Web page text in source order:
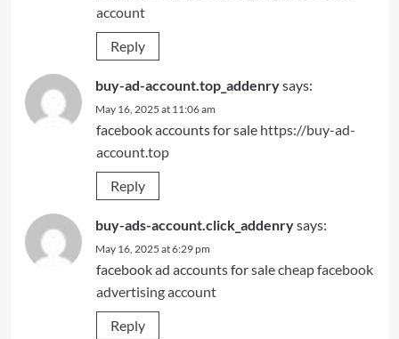
account
Reply
buy-ad-account.top_addenrysays:
May 16, 2025 at 11:06 am
facebook accounts for sale https://buy-ad-
account.top
Reply
buy-ads-account.click_addenrysays:
May 16, 2025 at 6:29 pm
facebook ad accounts for salecheap facebook
advertising account
Reply